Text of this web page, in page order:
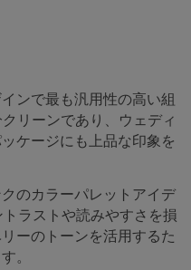
ンで最も汎用性の高い組
リーンであり、ウェディ
ケージにも上品な印象を
のカラーパレットアイデ
ラストや読みやすさを損
ーのトーンを活用するた
。